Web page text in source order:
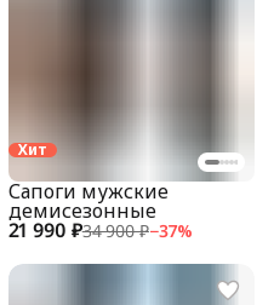
Хит
21 990 ₽34 900 ₽−37%
Сапоги мужские
демисезонные